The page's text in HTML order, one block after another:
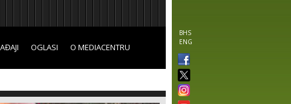
BHS
ENG
OGLASI O MEDIACENTRU